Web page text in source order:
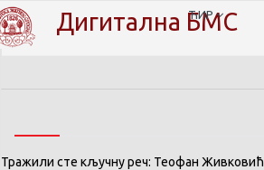
Дигитална БМС
ЋИР
Тражили сте кључну реч: Теофан Живковић